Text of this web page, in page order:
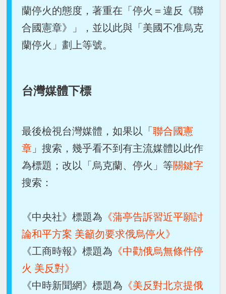
蘭停火的態度，著重在「停火＝違反《聯
合國憲章》」，並以此與「美國不准烏克
蘭停火」劃上等號。
台灣媒體下標
最後檢視台灣媒體，如果以「聯合國憲
章 」搜索，幾乎看不到有主流媒體以此作
為標題；改以「烏克蘭、停火」等關鍵字
搜索：
《中央社》標題為 《蒲亭告訴習近平願討
論和平方案 美籲勿要求俄烏停火》
《工商時報》標題為 《中勸俄烏無條件停
火 美反對》
《中時新聞網》標題為 《美反對北京提俄